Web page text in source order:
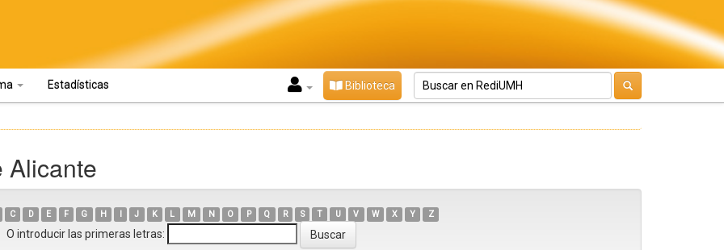
Estadísticas Biblioteca
Alicante
C D E F G H I J K L M N O P Q R S T U V W X Y Z
O introducir las primeras letras: